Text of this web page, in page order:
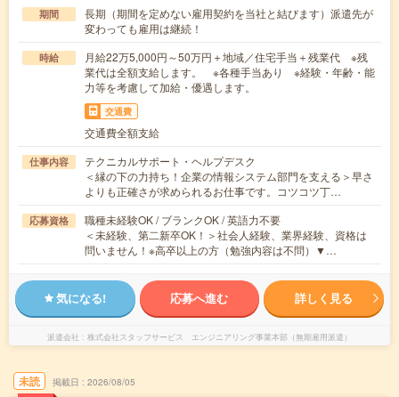
期間
長期（期間を定めない雇用契約を当社と結びます）派遣先が
変わっても雇用は継続！
時給
月給22万5,000円～50万円＋地域／住宅手当＋残業代 ※残
業代は全額支給します。 ※各種手当あり ※経験・年齢・能
力等を考慮して加給・優遇します。
交通費
交通費全額支給
仕事内容
テクニカルサポート・ヘルプデスク
＜縁の下の力持ち！企業の情報システム部門を支える＞早さ
よりも正確さが求められるお仕事です。コツコツ丁…
応募資格
職種未経験OK / ブランクOK / 英語力不要
＜未経験、第二新卒OK！＞社会人経験、業界経験、資格は
問いません！※高卒以上の方（勉強内容は不問）▼…
気になる! 応募へ進む 詳しく見る
派遣会社 株式会社スタッフサービス エンジニアリング事業本部（無期雇用派遣）
未読 掲載日 2026/08/05